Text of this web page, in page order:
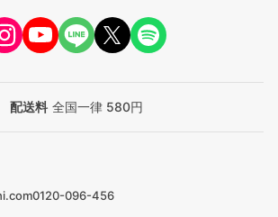
配送料 全国一律 580円
0120-096-456